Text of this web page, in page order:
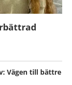
Vägen till bättre